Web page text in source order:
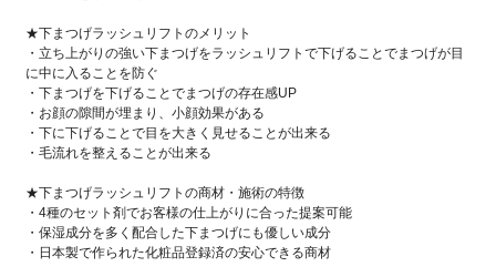
★下まつげラッシュリフトのメリット
・立ち上がりの強い下まつげをラッシュリフトで下げることでまつげが目
に中に入ることを防ぐ
・下まつげを下げることでまつげの存在感UP
・お顔の隙間が埋まり、小顔効果がある
・下に下げることで目を大きく見せることが出来る
・毛流れを整えることが出来る
★下まつげラッシュリフトの商材・施術の特徴
・4種のセット剤でお客様の仕上がりに合った提案可能
・保湿成分を多く配合した下まつげにも優しい成分
・日本製で作られた化粧品登録済の安心できる商材